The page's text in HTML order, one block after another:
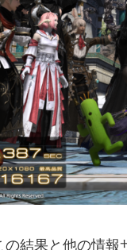
の結果と他の情